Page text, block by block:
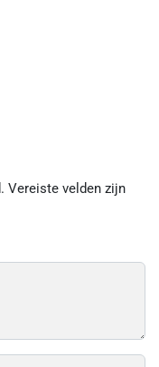
Vereiste velden zijn